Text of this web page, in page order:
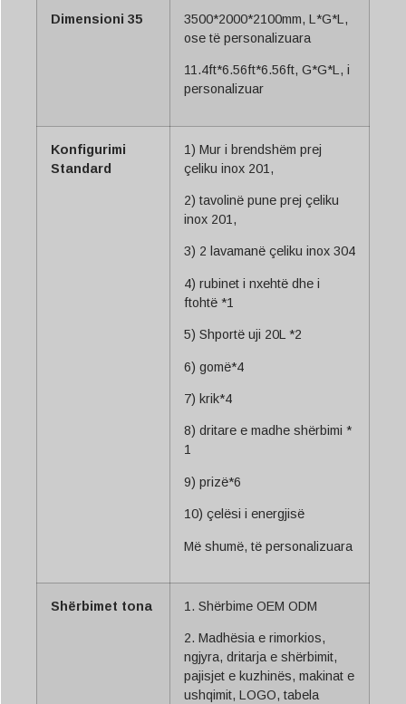
Dimensioni 35
3500*2000*2100mm, L*G*L,
ose të personalizuara
11.4ft*6.56ft*6.56ft, G*G*L, i
personalizuar
Konfigurimi
Standard
1) Mur i brendshëm prej
çeliku inox 201,
2) tavolinë pune prej çeliku
inox 201,
3) 2 lavamanë çeliku inox 304
4) rubinet i nxehtë dhe i
ftohtë *1
5) Shportë uji 20L *2
6) gomë*4
7) krik*4
8) dritare e madhe shërbimi *
1
9) prizë*6
10) çelësi i energjisë
Më shumë, të personalizuara
Shërbimet tona 1. Shërbime OEM ODM
2. Madhësia e rimorkios,
ngjyra, dritarja e shërbimit,
pajisjet e kuzhinës, makinat e
ushqimit, LOGO, tabela